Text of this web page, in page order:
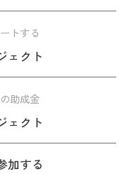
トする
ェクト
助成金
ェクト
加する